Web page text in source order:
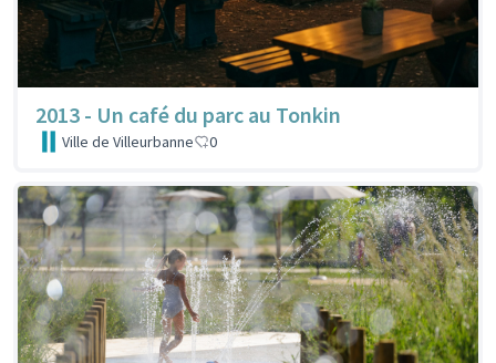
2013 - Un café du parc au Tonkin
Ville de Villeurbanne 0